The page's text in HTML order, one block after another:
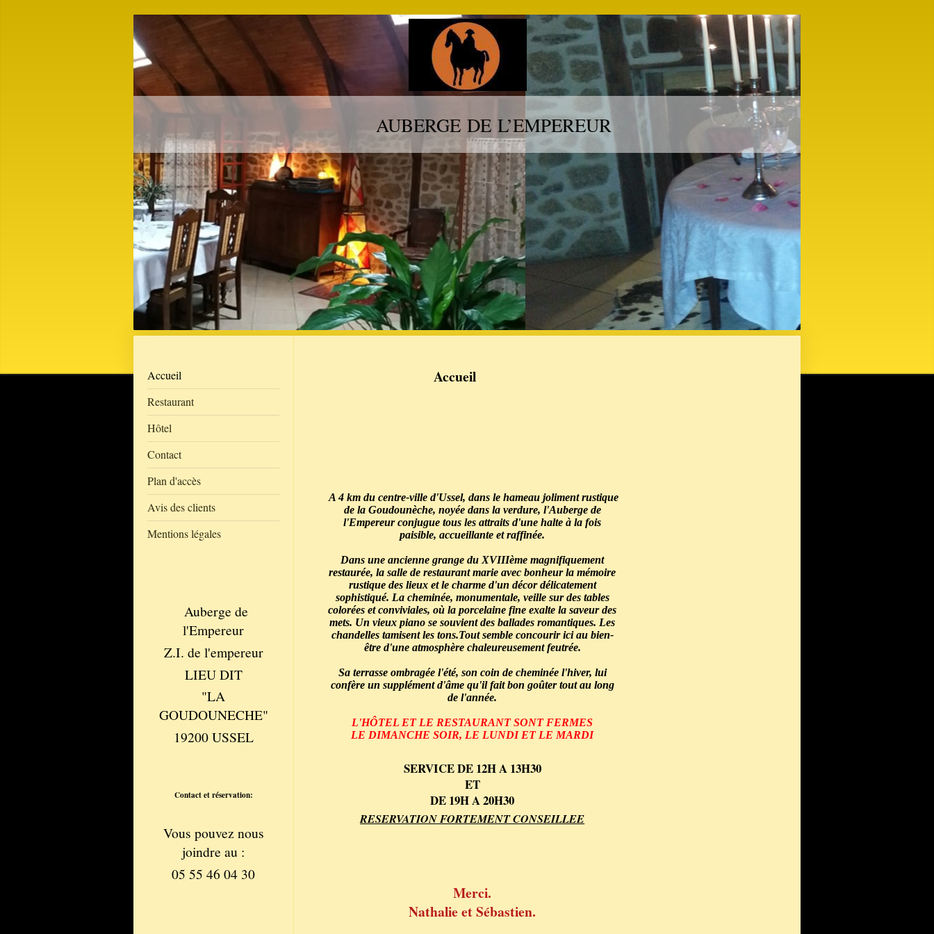
AUBERGE DE L’EMPEREUR
Accueil
Restaurant
Hôtel
Contact
Plan d'accès
Avis des clients
Mentions légales
Accueil
A 4 km du centre-ville d'Ussel, dans le hameau joliment rustique
de la Goudounèche, noyée dans la verdure, l'Auberge de
l'Empereur conjugue tous les attraits d'une halte à la fois
paisible, accueillante et raffinée.
Dans une ancienne grange du XVIIIème magnifiquement
restaurée, la salle de restaurant marie avec bonheur la mémoire
rustique des lieux et le charme d'un décor délicatement
sophistiqué. La cheminée, monumentale, veille sur des tables
colorées et conviviales, où la porcelaine fine exalte la saveur des
mets. Un vieux piano se souvient des ballades romantiques. Les
chandelles tamisent les tons.Tout semble concourir ici au bien-
être d'une atmosphère chaleureusement feutrée.
Sa terrasse ombragée l'été, son coin de cheminée l'hiver, lui
confère un supplément d'âme qu'il fait bon goûter tout au long
de l'année.
L'HÔTEL ET LE RESTAURANT SONT FERMES
LE DIMANCHE SOIR, LE LUNDI ET LE MARDI
SERVICE DE 12H A 13H30
ET
DE 19H A 20H30
RESERVATION FORTEMENT CONSEILLEE
Merci.
Nathalie et Sébastien.
Auberge de
l'Empereur
Z.I. de l'empereur
LIEU DIT
"LA
GOUDOUNECHE"
19200 USSEL
Contact et réservation:
Vous pouvez nous
joindre au :
05 55 46 04 30